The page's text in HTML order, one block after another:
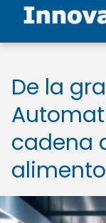
De la
cadena